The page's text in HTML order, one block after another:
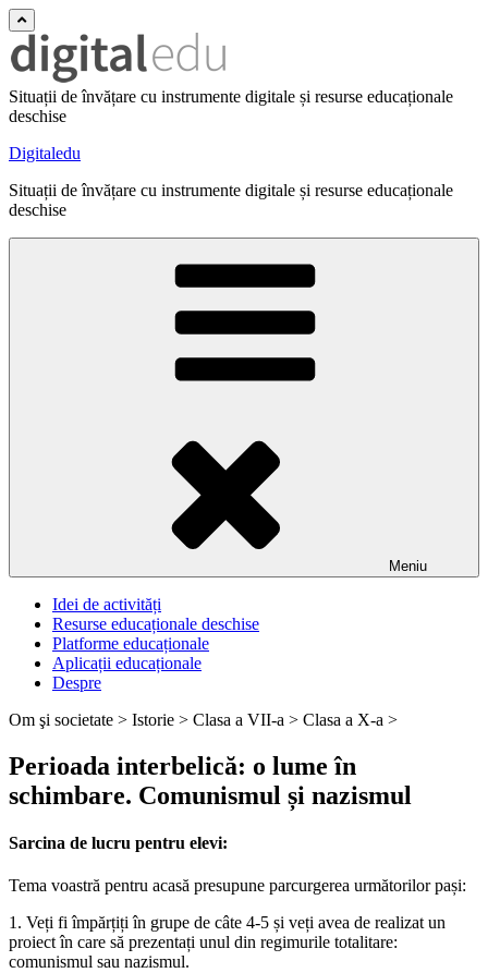
Situații de învățare cu instrumente digitale și resurse educaționale
deschise
Digitaledu
Situații de învățare cu instrumente digitale și resurse educaționale
deschise
Meniu
Idei de activități
Resurse educaționale deschise
Platforme educaționale
Aplicații educaționale
Despre
Om şi societate > Istorie > Clasa a VII-a > Clasa a X-a >
Perioada interbelică: o lume în
schimbare. Comunismul și nazismul
Sarcina de lucru pentru elevi:
Tema voastră pentru acasă presupune parcurgerea următorilor pași:
1. Veți fi împărțiți în grupe de câte 4-5 și veți avea de realizat un
proiect în care să prezentați unul din regimurile totalitare:
comunismul sau nazismul.